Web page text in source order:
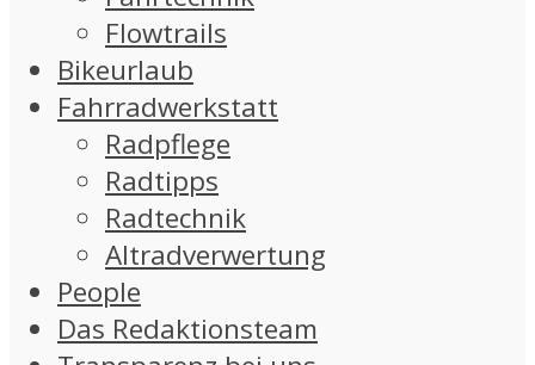
Flowtrails
Bikeurlaub
Fahrradwerkstatt
Radpflege
Radtipps
Radtechnik
Altradverwertung
People
Das Redaktionsteam